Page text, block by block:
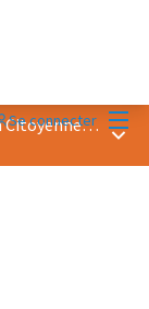
Se connecter
Prix &quot;Bonne Pratique en Participation Citoyenne&quot; 2018